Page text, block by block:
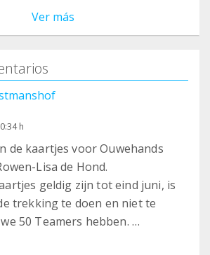
Ver más
h
de kaartjes voor Ouwehands
Lisa de Hond.
geldig zijn tot eind juni, is
trekking te doen en niet te
50 Teamers hebben.
Gefeliciteerd!